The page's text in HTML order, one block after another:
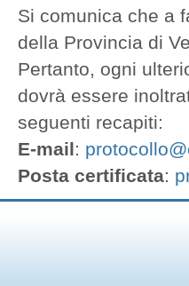
Si comunica che a
della Provincia di
Pertanto, ogni
dovrà essere
seguenti recapiti:
E-mail:
Posta certificata: